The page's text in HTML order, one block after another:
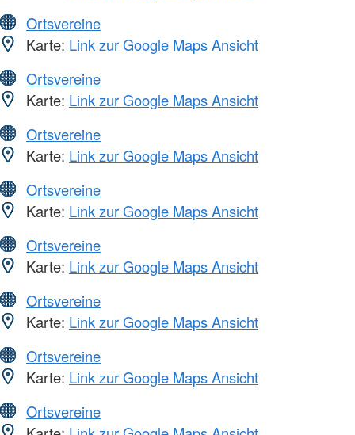
Ortsvereine
Karte: Link zur Google Maps Ansicht
Ortsvereine
Karte: Link zur Google Maps Ansicht
Ortsvereine
Karte: Link zur Google Maps Ansicht
Ortsvereine
Karte: Link zur Google Maps Ansicht
Ortsvereine
Karte: Link zur Google Maps Ansicht
Ortsvereine
Karte: Link zur Google Maps Ansicht
Ortsvereine
Karte: Link zur Google Maps Ansicht
Ortsvereine